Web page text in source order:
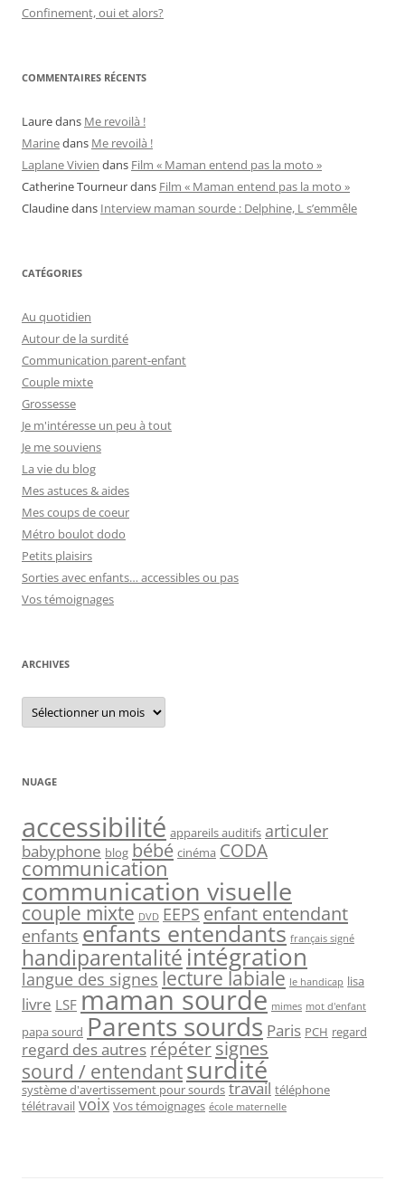
Confinement, oui et alors?
COMMENTAIRES RÉCENTS
Lauredans Me revoilà !
Marinedans Me revoilà !
Laplane Vivien dans Film « Maman entend pas la moto »
Catherine Tourneurdans Film « Maman entend pas la moto »
Claudinedans Interview maman sourde : Delphine, L s’emmêle
CATÉGORIES
Au quotidien
Autour de la surdité
Communication parent-enfant
Couple mixte
Grossesse
Je m'intéresse un peu à tout
Je me souviens
La vie du blog
Mes astuces & aides
Mes coups de coeur
Métro boulot dodo
Petits plaisirs
Sorties avec enfants… accessibles ou pas
Vos témoignages
ARCHIVES
Archives
NUAGE
accessibilité appareils auditifs articuler
babyphone blog bébé cinéma CODA
communication
communication visuelle
couple mixte DVD EEPS enfant entendant
enfants enfants entendants français signé
handiparentalitéintégration
langue des signes lecture labiale le handicap lisa
livre LSF maman sourde mimes mot d'enfant
papa sourd Parents sourds Paris PCH regard
regard des autresrépétersignes
sourd / entendantsurdité
système d'avertissement pour sourds travail téléphone
télétravail voix Vos témoignages école maternelle